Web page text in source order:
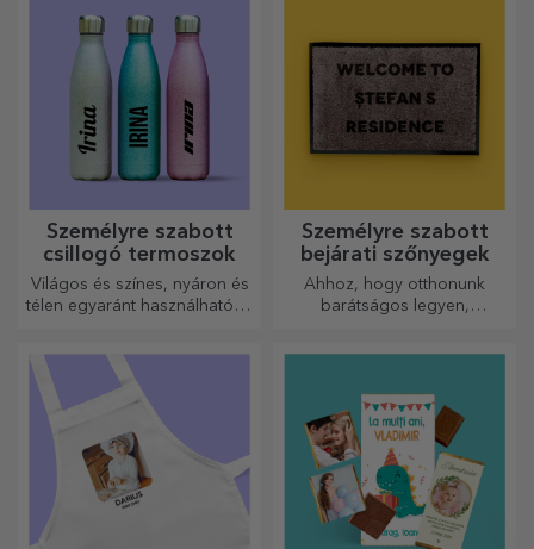
Személyre szabott
csillogó termoszok
Világos és színes, nyáron és
télen egyaránt használható, a
bárhová magaddal viheted
őket!
Személyre szabott
bejárati szőnyegek
Ahhoz, hogy otthonunk
barátságos legyen,
így a legvonzóbb
szőnyegeket kapja!